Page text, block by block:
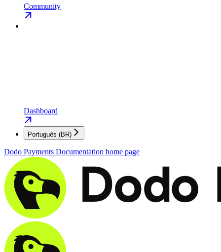
Community
Dashboard
Português (BR)
Dodo Payments Documentation home page